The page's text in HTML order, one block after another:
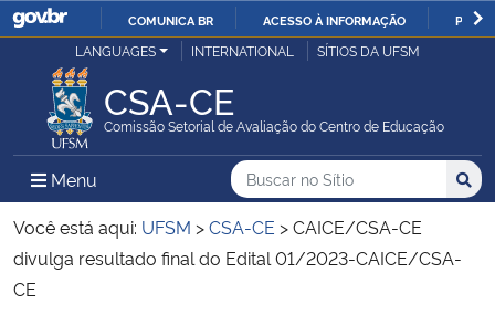
IR
COMUNICA BR ACESSO À INFORMAÇÃO
Ministério da Justiça e Segurança Pública
Ministério da Defesa
Ministério das Relações Exteriores
Ministério da Economia
LANGUAGES INTERNATIONAL SÍTIOS DA UFSM
CSA-CE
Comissão Setorial de Avaliação do Centro de Educação
Menu Menu Principal do Sítio
Busca
Buscar no no Sítio
Busca:
Você está aqui: UFSM >CSA-CE >CAICE/CSA-CE
divulga resultado final do Edital 01/2023-CAICE/CSA-
CE